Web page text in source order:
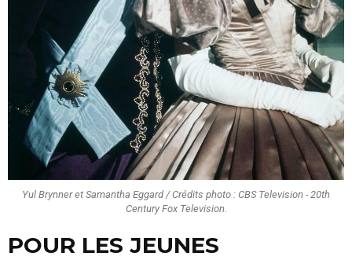
Yul Brynner et Samantha Eggard / Crédits photo : CBS Television - 20th
Century Fox Television.
POUR LES JEUNES